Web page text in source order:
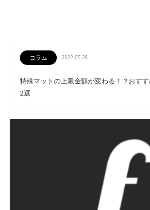
コラム 2022.05.28
特殊マットの上限金額が変わる！？おす
2選